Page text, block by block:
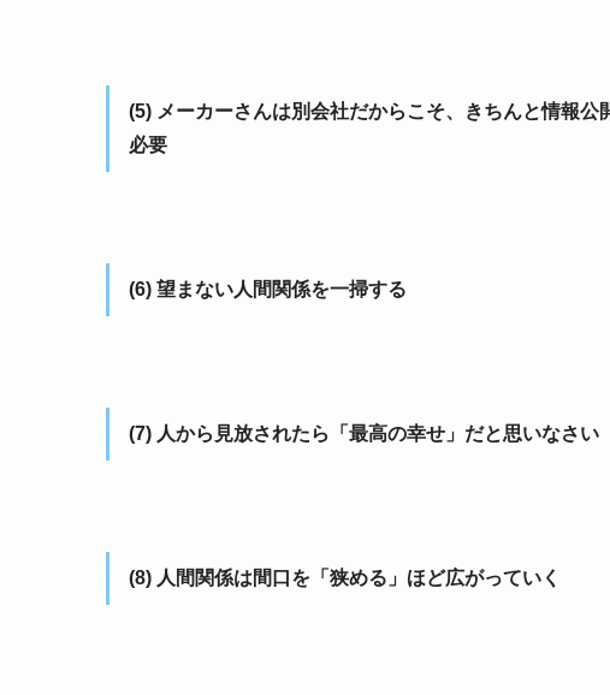
(5) メーカーさんは別会社だからこそ、きちんと情報
必要
(6) 望まない人間関係を一掃する
(7) 人から見放されたら「最高の幸せ」だと思いなさい
(8) 人間関係は間口を「狭める」ほど広がっていく